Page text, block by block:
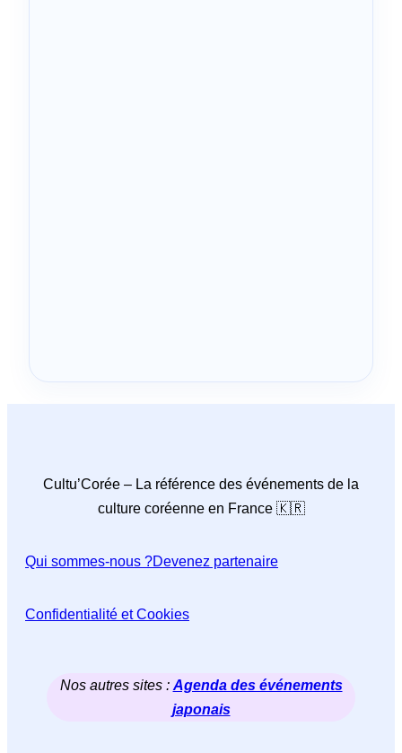
Cultu’Corée – La référence des événements de la
culture coréenne en France 🇰🇷
Qui sommes-nous ?Devenez partenaire
Confidentialité et Cookies
Nos autres sites :Agenda des événements
japonais